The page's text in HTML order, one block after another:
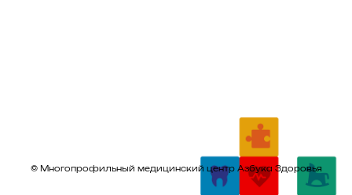
© Многопрофильный медицинский центр Азбука Здоровья